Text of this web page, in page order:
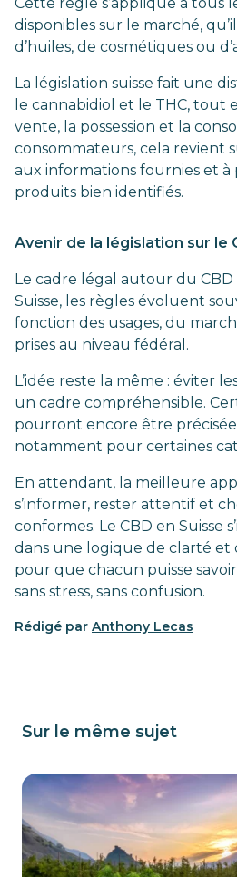
disponibles sur le marché, qu’il
d’huiles, de cosmétiques ou
La législation suisse fait une
le cannabidiol et le THC, tout
vente, la possession et la
consommateurs, cela revient
aux informations fournies et à
produits bien identifiés.
Avenir de la législation sur le
Le cadre légal autour du CBD
Suisse, les règles évoluent
fonction des usages, du
prises au niveau fédéral.
L’idée reste la même : éviter
un cadre compréhensible.
pourront encore être
notamment pour certaines
En attendant, la meilleure
s’informer, rester attentif et
conformes. Le CBD en Suisse
dans une logique de clarté et
pour que chacun puisse
sans stress, sans confusion.
Rédigé par Anthony Lecas
Sur le même sujet